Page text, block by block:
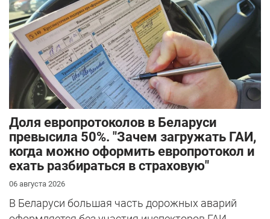
Доля европротоколов в Беларуси
превысила 50%. "Зачем загружать ГАИ,
когда можно оформить европротокол и
ехать разбираться в страховую"
06 августа 2026
В Беларуси большая часть дорожных аварий